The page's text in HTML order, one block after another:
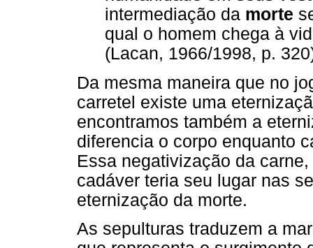
intermediação da morte
qual o homem chega à
(Lacan, 1966/1998, p.
Da mesma maneira que no
carretel existe uma
encontramos também a
diferencia o corpo enquanto
Essa negativização da
cadáver teria seu lugar nas
eternização da morte.
As sepulturas traduzem a